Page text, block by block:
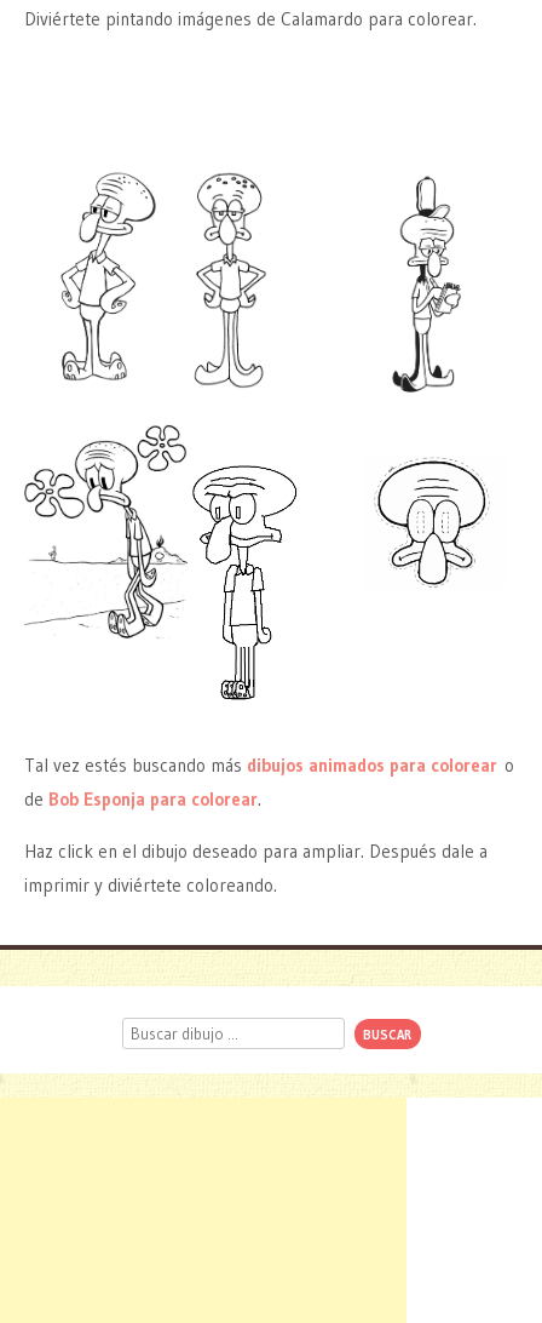
Diviértete pintando imágenes de Calamardo para colorear.
Tal vez estés buscando más dibujos animados para colorear o
de Bob Esponja para colorear.
Haz click en el dibujo deseado para ampliar. Después dale a
imprimir y diviértete coloreando.
Buscar